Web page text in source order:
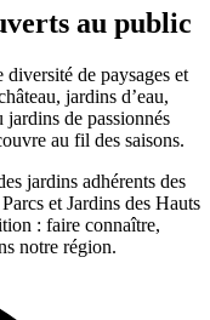
au public
de paysages et
jardins d’eau,
de passionnés
au fil des saisons.
jardins adhérents des
et Jardins des Hauts
: faire connaître,
notre région.